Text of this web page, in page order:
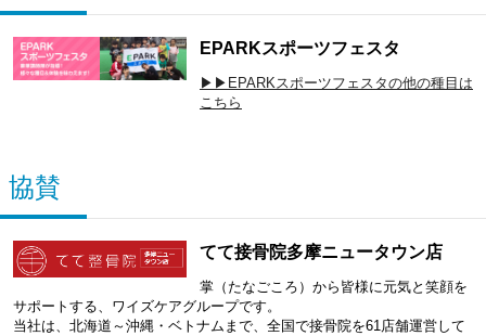
EPARKスポーツフェスタ
▶▶EPARKスポーツフェスタの他の種目は
こちら
協賛
てて接骨院多摩ニュータウン店
掌（たなごころ）から皆様に元気と笑顔を
サポートする、ワイズケアグループです。
当社は、北海道～沖縄・ベトナムまで、全国で接骨院を61店舗運営して